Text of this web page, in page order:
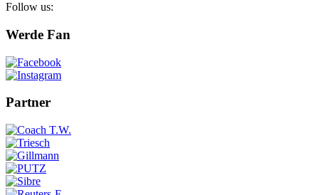
Follow us:
Werde Fan
Partner